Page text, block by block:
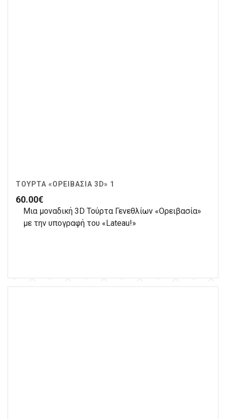
ΤΟΎΡΤΑ «ΟΡΕΙΒΑΣΊΑ 3D» 1
60.00€
Μια μοναδική 3D Τούρτα Γενεθλίων «Ορειβασία»
με την υπογραφή του «Lateau!»